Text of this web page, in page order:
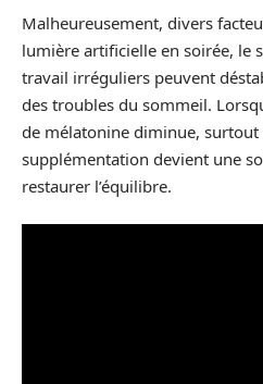
Malheureusement, divers
lumière artificielle en soirée, le
travail irréguliers peuvent
des troubles du sommeil.
de mélatonine diminue, surtout
supplémentation devient une
restaurer l’équilibre.